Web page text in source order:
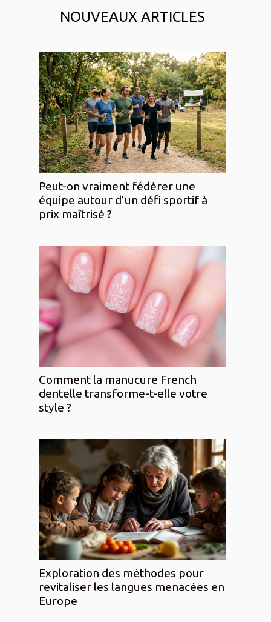
NOUVEAUX ARTICLES
Peut-on vraiment fédérer une
équipe autour d’un défi sportif à
prix maîtrisé ?
Comment la manucure French
dentelle transforme-t-elle votre
style ?
Exploration des méthodes pour
revitaliser les langues menacées en
Europe